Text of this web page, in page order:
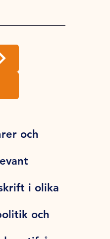
och
i olika
och